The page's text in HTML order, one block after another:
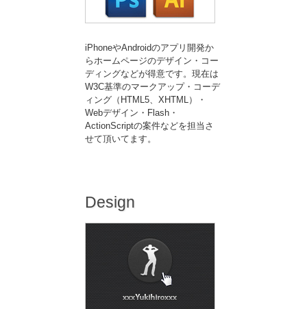
iPhoneやAndroidのアプリ開発か
らホームページのデザイン・コー
ディングなどが得意です。現在は
W3C基準のマークアップ・コーデ
ィング（HTML5、XHTML）・
Webデザイン・Flash・
ActionScriptの案件などを担当さ
せて頂いてます。
Design